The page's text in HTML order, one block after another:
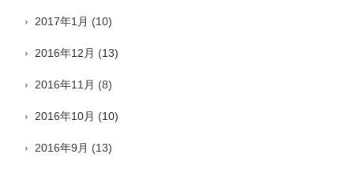
2017年1月 (10)
2016年12月 (13)
2016年11月 (8)
2016年10月 (10)
2016年9月 (13)